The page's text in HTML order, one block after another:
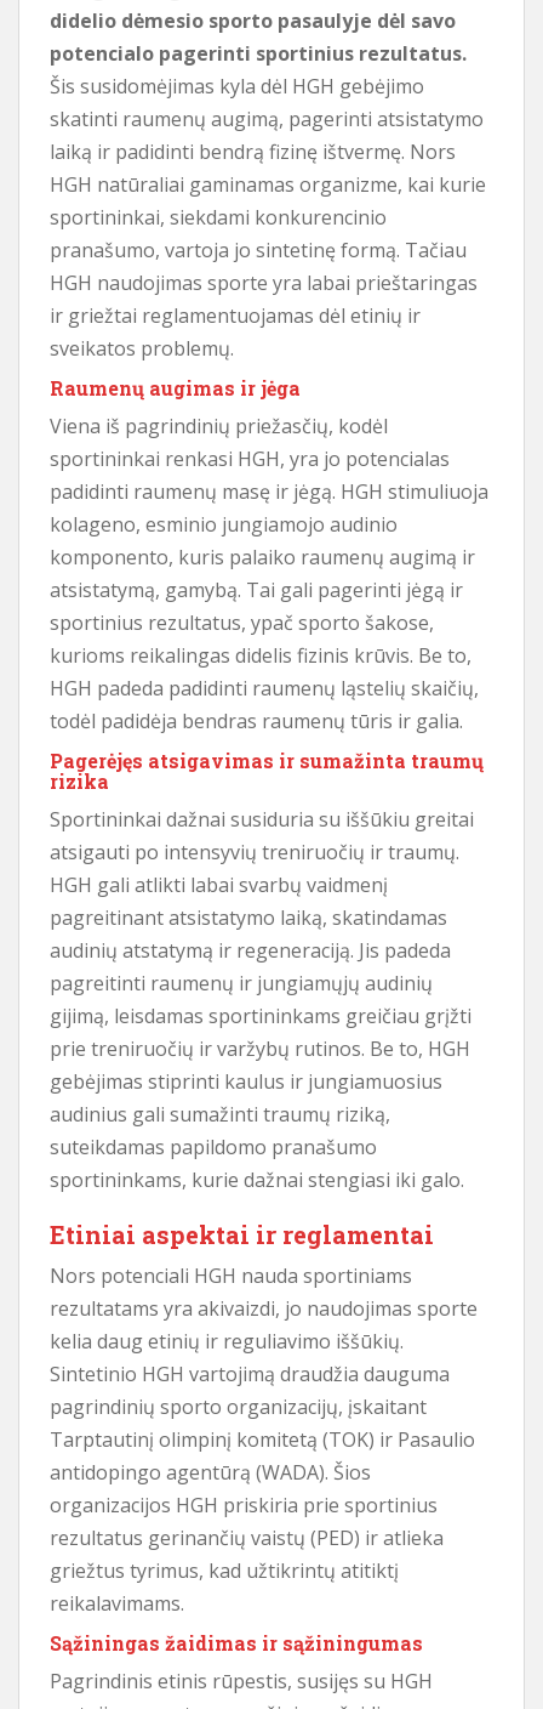
didelio dėmesio sporto pasaulyje dėl savo
potencialo pagerinti sportinius rezultatus.
Šis susidomėjimas kyla dėl HGH gebėjimo
skatinti raumenų augimą, pagerinti atsistatymo
laiką ir padidinti bendrą fizinę ištvermę. Nors
HGH natūraliai gaminamas organizme, kai kurie
sportininkai, siekdami konkurencinio
pranašumo, vartoja jo sintetinę formą. Tačiau
HGH naudojimas sporte yra labai prieštaringas
ir griežtai reglamentuojamas dėl etinių ir
sveikatos problemų.
Raumenų augimas ir jėga
Viena iš pagrindinių priežasčių, kodėl
sportininkai renkasi HGH, yra jo potencialas
padidinti raumenų masę ir jėgą. HGH stimuliuoja
kolageno, esminio jungiamojo audinio
komponento, kuris palaiko raumenų augimą ir
atsistatymą, gamybą. Tai gali pagerinti jėgą ir
sportinius rezultatus, ypač sporto šakose,
kurioms reikalingas didelis fizinis krūvis. Be to,
HGH padeda padidinti raumenų ląstelių skaičių,
todėl padidėja bendras raumenų tūris ir galia.
Pagerėjęs atsigavimas ir sumažinta traumų
rizika
Sportininkai dažnai susiduria su iššūkiu greitai
atsigauti po intensyvių treniruočių ir traumų.
HGH gali atlikti labai svarbų vaidmenį
pagreitinant atsistatymo laiką, skatindamas
audinių atstatymą ir regeneraciją. Jis padeda
pagreitinti raumenų ir jungiamųjų audinių
gijimą, leisdamas sportininkams greičiau grįžti
prie treniruočių ir varžybų rutinos. Be to, HGH
gebėjimas stiprinti kaulus ir jungiamuosius
audinius gali sumažinti traumų riziką,
suteikdamas papildomo pranašumo
sportininkams, kurie dažnai stengiasi iki galo.
Etiniai aspektai ir reglamentai
Nors potenciali HGH nauda sportiniams
rezultatams yra akivaizdi, jo naudojimas sporte
kelia daug etinių ir reguliavimo iššūkių.
Sintetinio HGH vartojimą draudžia dauguma
pagrindinių sporto organizacijų, įskaitant
Tarptautinį olimpinį komitetą (TOK) ir Pasaulio
antidopingo agentūrą (WADA). Šios
organizacijos HGH priskiria prie sportinius
rezultatus gerinančių vaistų (PED) ir atlieka
griežtus tyrimus, kad užtikrintų atitiktį
reikalavimams.
Sąžiningas žaidimas ir sąžiningumas
Pagrindinis etinis rūpestis, susijęs su HGH